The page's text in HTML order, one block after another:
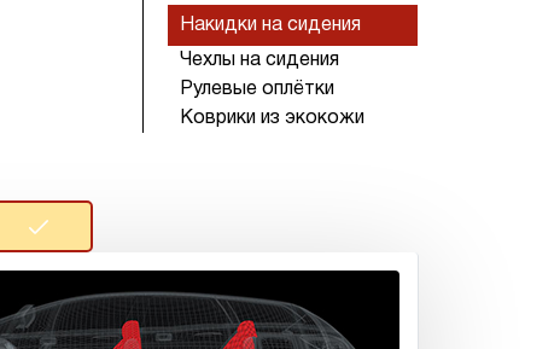
Накидки на сидения
Чехлы на сидения
Рулевые оплётки
Коврики из экокожи